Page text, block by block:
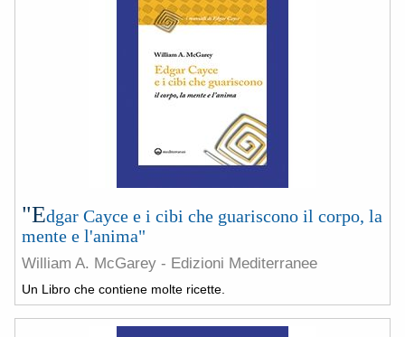
"Edgar Cayce e i cibi che guariscono il corpo, la
mente e l'anima"
William A. McGarey - Edizioni Mediterranee
Un Libro che contiene molte ricette.